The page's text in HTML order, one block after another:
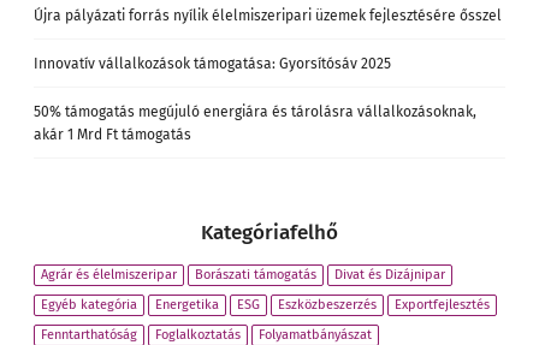
Újra pályázati forrás nyílik élelmiszeripari üzemek fejlesztésére ősszel
Innovatív vállalkozások támogatása: Gyorsítósáv 2025
50% támogatás megújuló energiára és tárolásra vállalkozásoknak,
akár 1 Mrd Ft támogatás
Kategóriafelhő
Agrár és élelmiszeripar Borászati támogatás
Divat és Dizájnipar
Egyéb kategória
Energetika ESG Eszközbeszerzés
Exportfejlesztés
Fenntarthatóság
Foglalkoztatás
Folyamatbányászat